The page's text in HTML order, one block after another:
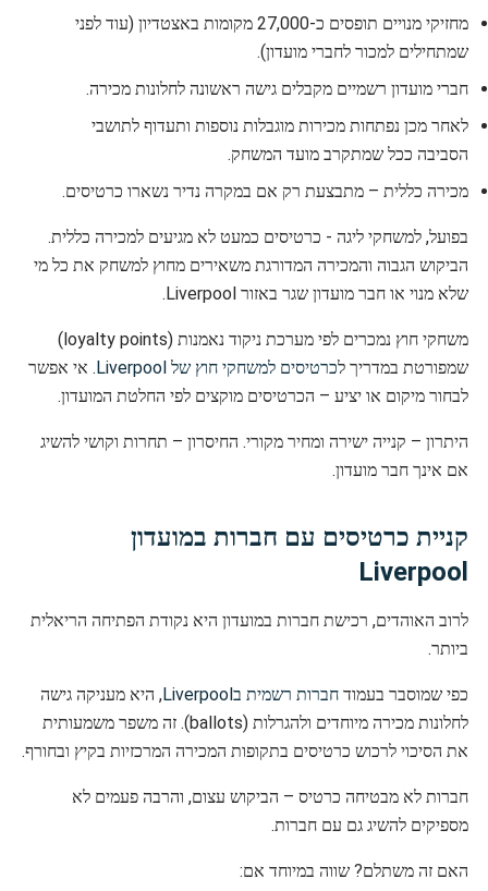
מחזיקי מנויים תופסים כ-27,000 מקומות באצטדיון (עוד לפני
שמתחילים למכור לחברי מועדון).
חברי מועדון רשמיים מקבלים גישה ראשונה לחלונות מכירה.
לאחר מכן נפתחות מכירות מוגבלות נוספות ותעדוף לתושבי
הסביבה ככל שמתקרב מועד המשחק.
מכירה כללית – מתבצעת רק אם במקרה נדיר נשארו כרטיסים.
בפועל, למשחקי ליגה - כרטיסים כמעט לא מגיעים למכירה כללית.
הביקוש הגבוה והמכירה המדורגת משאירים מחוץ למשחק את כל מי
שלא מנוי או חבר מועדון שגר באזור Liverpool.
משחקי חוץ נמכרים לפי מערכת ניקוד נאמנות (loyalty points)
שמפורטת במדריך לכרטיסים למשחקי חוץ של Liverpool
. אי אפשר
לבחור מיקום או יציע – הכרטיסים מוקצים לפי החלטת המועדון.
היתרון – קנייה ישירה ומחיר מקורי. החיסרון – תחרות וקושי להשיג
אם אינך חבר מועדון.
קניית כרטיסים עם חברות במועדון
Liverpool
לרוב האוהדים, רכישת חברות במועדון היא נקודת הפתיחה הריאלית
ביותר.
כפי שמוסבר בעמוד חברות רשמית בLiverpool
, היא מעניקה גישה
לחלונות מכירה מיוחדים ולהגרלות (ballots). זה משפר משמעותית
את הסיכוי לרכוש כרטיסים בתקופות המכירה המרכזיות בקיץ ובחורף.
חברות לא מבטיחה כרטיס – הביקוש עצום, והרבה פעמים לא
מספיקים להשיג גם עם חברות.
האם זה משתלם? שווה במיוחד אם: